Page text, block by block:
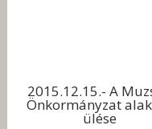
2015.12.15.- A
Önkormányzat
ülése